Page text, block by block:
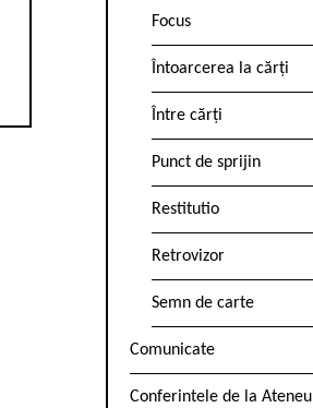
Focus
Întoarcerea la cărți
Între cărți
Punct de sprijin
Restitutio
Retrovizor
Semn de carte
Comunicate
Conferintele de la Ateneu